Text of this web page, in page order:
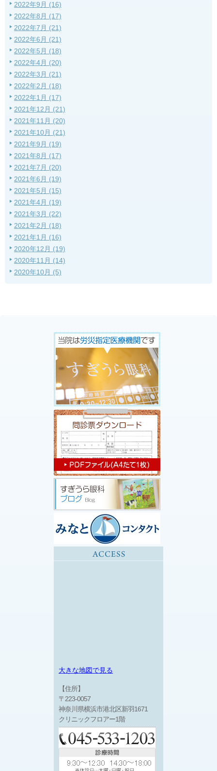
2022年9月 (16)
2022年8月 (17)
2022年7月 (21)
2022年6月 (21)
2022年5月 (18)
2022年4月 (20)
2022年3月 (21)
2022年2月 (18)
2022年1月 (17)
2021年12月 (21)
2021年11月 (20)
2021年10月 (21)
2021年9月 (19)
2021年8月 (17)
2021年7月 (20)
2021年6月 (19)
2021年5月 (15)
2021年4月 (19)
2021年3月 (22)
2021年2月 (18)
2021年1月 (16)
2020年12月 (19)
2020年11月 (14)
2020年10月 (5)
大きな地図で見る
【住所】
〒223-0057
神奈川県横浜市港北区新羽1671
クリニックフロアー1階